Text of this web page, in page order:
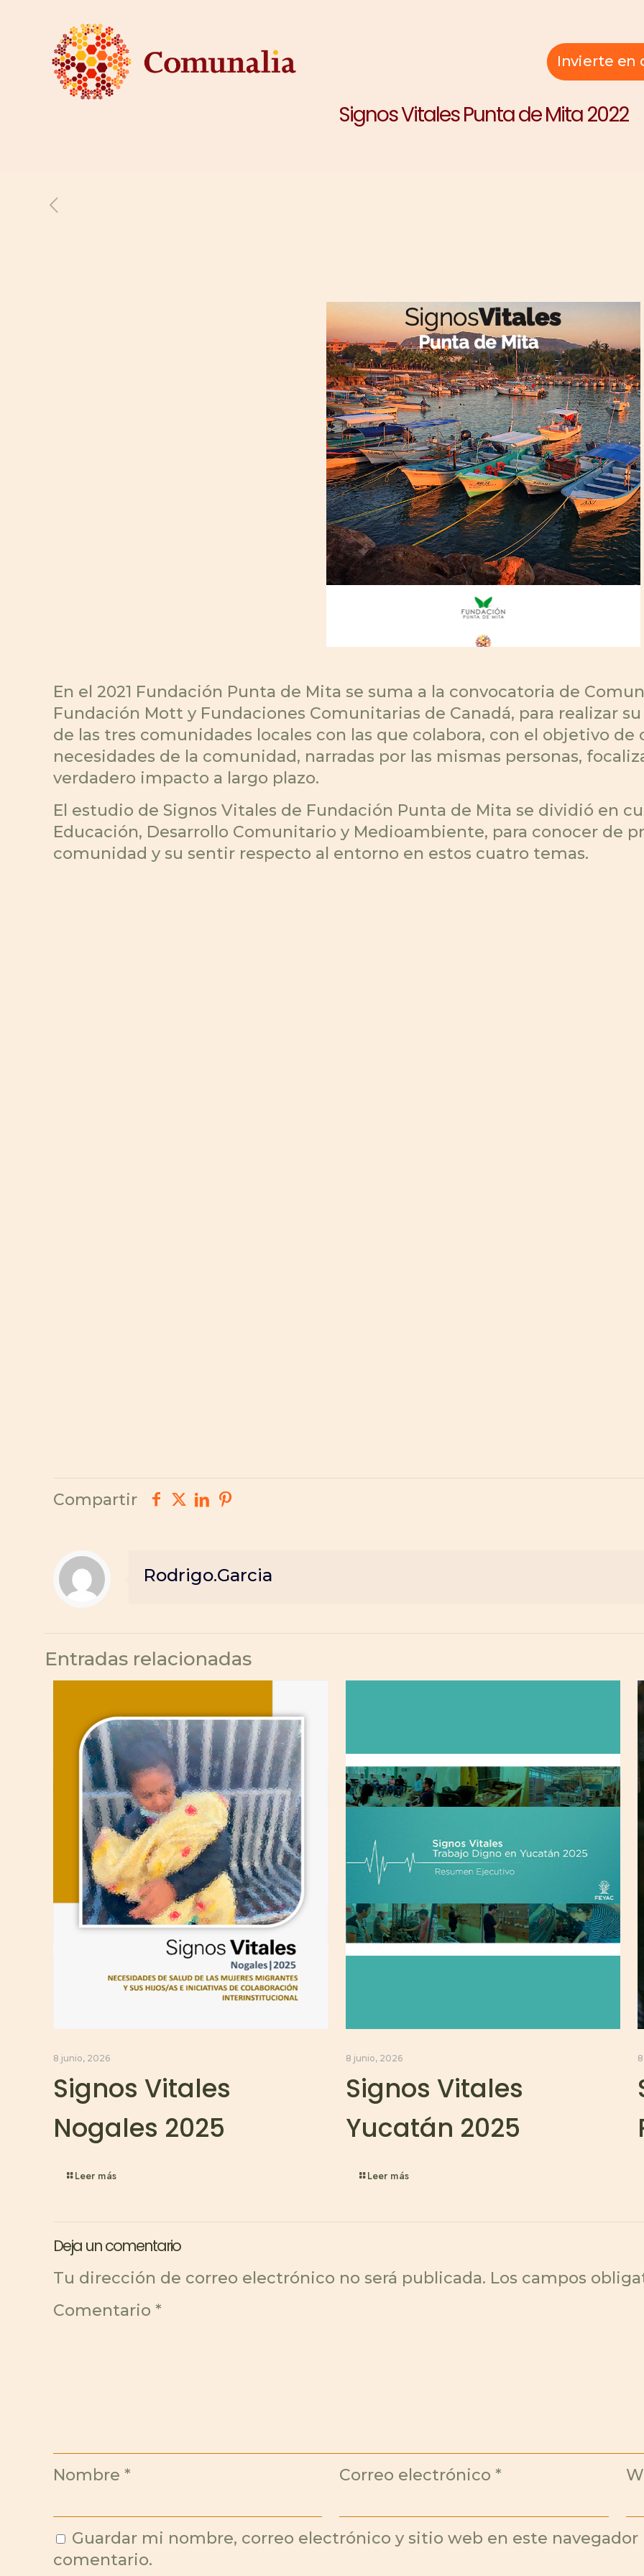
Invierte en
Signos Vitales Punta de Mita 2022
En el 2021 Fundación Punta de Mita se suma a la convocatoria de
Fundación Mott y Fundaciones Comunitarias de Canadá, para realizar
de las tres comunidades locales con las que colabora, con el objetivo de
necesidades de la comunidad, narradas por las mismas personas,
verdadero impacto a largo plazo.
El estudio de Signos Vitales de Fundación Punta de Mita se dividió en
Educación, Desarrollo Comunitario y Medioambiente, para conocer de
comunidad y su sentir respecto al entorno en estos cuatro temas.
Compartir
Rodrigo.Garcia
Entradas relacionadas
8 junio, 2026
Signos Vitales
Nogales 2025
Leer más
8 junio, 2026
Signos Vitales
Yucatán 2025
Leer más
Deja un comentario
Tu dirección de correo electrónico no será publicada. Los campos
Comentario *
Nombre * Correo electrónico*
Guardar mi nombre, correo electrónico y sitio web en este navegador
comentario.